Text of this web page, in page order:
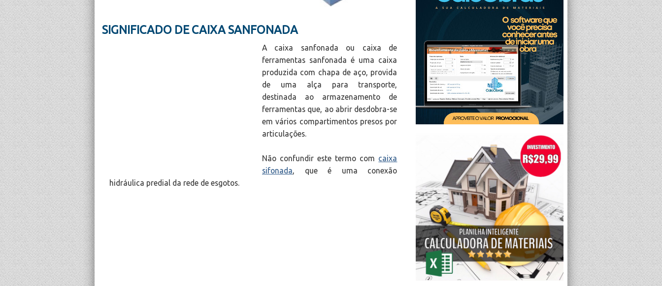
SIGNIFICADO DE CAIXA SANFONADA
A caixa sanfonada ou caixa de
ferramentas sanfonada é uma caixa
produzida com chapa de aço, provida
de uma alça para transporte,
destinada ao armazenamento de
ferramentas que, ao abrir desdobra-se
em vários compartimentos presos por
articulações.
Não confundir este termo com caixa
sifonada, que é uma conexão
hidráulica predial da rede de esgotos.